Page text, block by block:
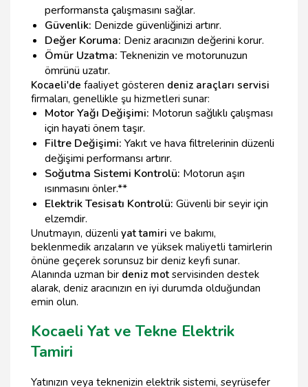
performansta çalışmasını sağlar.
Güvenlik: Denizde güvenliğinizi artırır.
Değer Koruma: Deniz aracınızın değerini korur.
Ömür Uzatma:Teknenizin ve motorunuzun
ömrünü uzatır.
Kocaeli'de faaliyet gösteren deniz araçları servisi
firmaları, genellikle şu hizmetleri sunar:
Motor Yağı Değişimi: Motorun sağlıklı çalışması
için hayati önem taşır.
Filtre Değişimi: Yakıt ve hava filtrelerinin düzenli
değişimi performansı artırır.
Soğutma Sistemi Kontrolü: Motorun aşırı
ısınmasını önler.**
Elektrik Tesisatı Kontrolü: Güvenli bir seyir için
elzemdir.
Unutmayın, düzenli yat tamiri ve bakımı,
beklenmedik arızaların ve yüksek maliyetli tamirlerin
önüne geçerek sorunsuz bir deniz keyfi sunar.
Alanında uzman bir deniz mot servisinden destek
alarak, deniz aracınızın en iyi durumda olduğundan
emin olun.
Kocaeli Yat ve Tekne Elektrik
Tamiri
Yatınızın veya teknenizin elektrik sistemi, seyrüsefer